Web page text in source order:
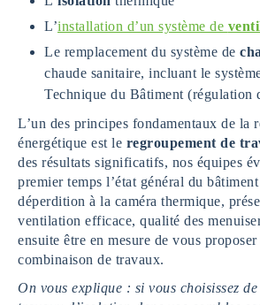
L’installation d’un système de
Le remplacement du système de
chaude sanitaire, incluant le
Technique du Bâtiment (régulation
L’un des principes fondamentaux de la
énergétique est le regroupement de
des résultats significatifs, nos équipes
premier temps l’état général du
déperdition à la caméra thermique,
ventilation efficace, qualité des
ensuite être en mesure de vous
combinaison de travaux.
On vous explique : si vous choisissez